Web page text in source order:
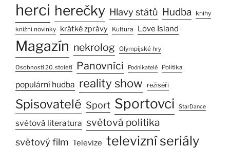
herci herečky Hlavy států Hudba knihy
knižní novinky krátké zprávy Kultura Love Island
Magazín nekrolog Olympijské hry
Osobnosti 20. století Panovníci Podnikatelé Politika
populární hudba reality show režiséři
Spisovatelé Sport Sportovci StarDance
světová literatura světová politika
světový film Televize televizní seriály